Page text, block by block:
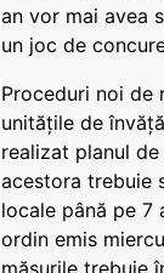
an vor mai avea
un joc de
Proceduri noi de
unitățile de
realizat planul
acestora trebuie
locale până pe 7
ordin emis
măsurile trebuie